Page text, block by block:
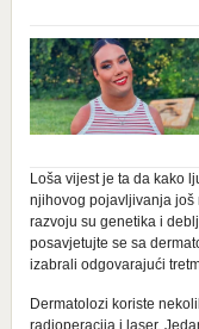
Loša vijest je ta da kako
njihovog pojavljivanja još
razvoju su genetika i
posavjetujte se sa
izabrali odgovarajući
Dermatolozi koriste
radioperacija i laser.